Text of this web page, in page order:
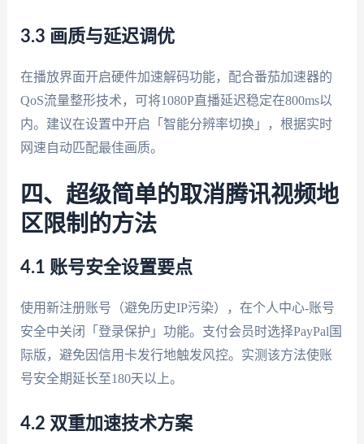
3.3 画质与延迟调优
在播放界面开启硬件加速解码功能，配合番茄加速器的
QoS流量整形技术，可将1080P直播延迟稳定在800ms以
内。建议在设置中开启「智能分辨率切换」，根据实时
网速自动匹配最佳画质。
四、超级简单的取消腾讯视频地
区限制的方法
4.1 账号安全设置要点
使用新注册账号（避免历史IP污染），在个人中心-账号
安全中关闭「登录保护」功能。支付会员时选择PayPal国
际版，避免因信用卡发行地触发风控。实测该方法使账
号安全期延长至180天以上。
4.2 双重加速技术方案